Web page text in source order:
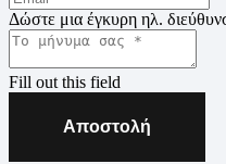
Δώστε μια έγκυρη ηλ.
Fill out this field
Αποστολή